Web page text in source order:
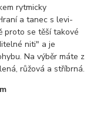
rytmicky
a tanec s levi-
proto se těší takové
niti" a je
Na výběr máte z
růžová a stříbrná.